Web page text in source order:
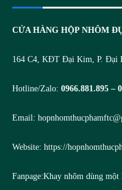
CỬA HÀNG HỘP NHÔM
164 C4, KĐT Đại Kim, P. Đại
Hotline/Zalo: 0966.881.895 –
Email:
Website: https://
Fanpage:Khay nhôm dùng một